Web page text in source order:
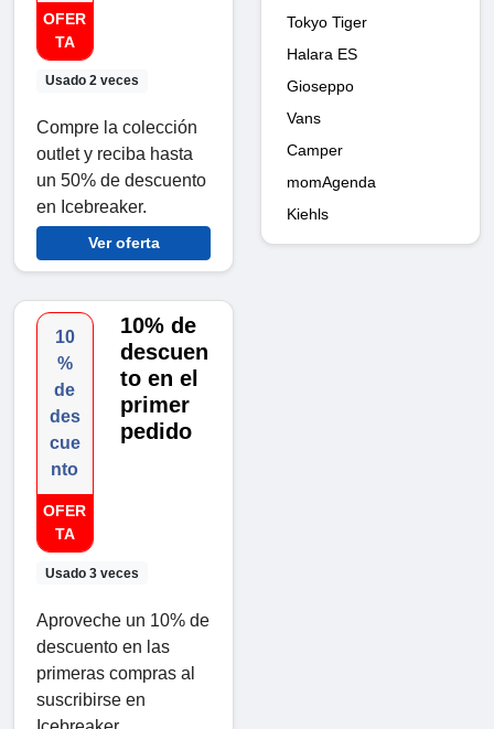
OFER
TA
Usado 2 veces
Compre la colección
outlet y reciba hasta
un 50% de descuento
en Icebreaker.
Ver oferta
10
%
de
des
cue
nto
OFER
TA
Usado 3 veces
10% de
descuen
to en el
primer
pedido
Aproveche un 10% de
descuento en las
primeras compras al
suscribirse en
Tokyo Tiger
Halara ES
Gioseppo
Vans
Camper
momAgenda
Kiehls